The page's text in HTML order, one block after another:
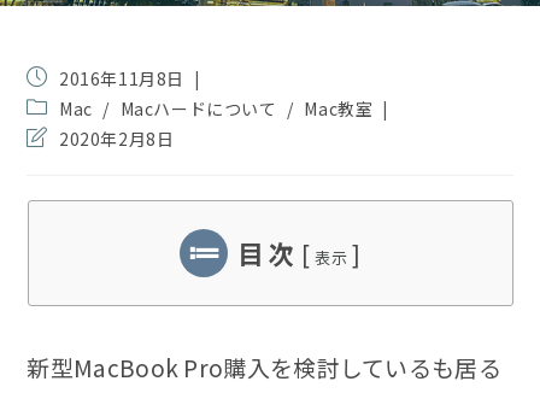
投
稿
公
開
2016年11月8日
投
稿
カ
ゴ
Mac / Macハードについて / Mac教室
投
最
2020年2月8日
目 次 [ 表示 ]
新型MacBook Pro購入を検討しているも居る